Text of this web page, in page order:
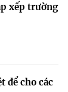
xếp trường
để cho các